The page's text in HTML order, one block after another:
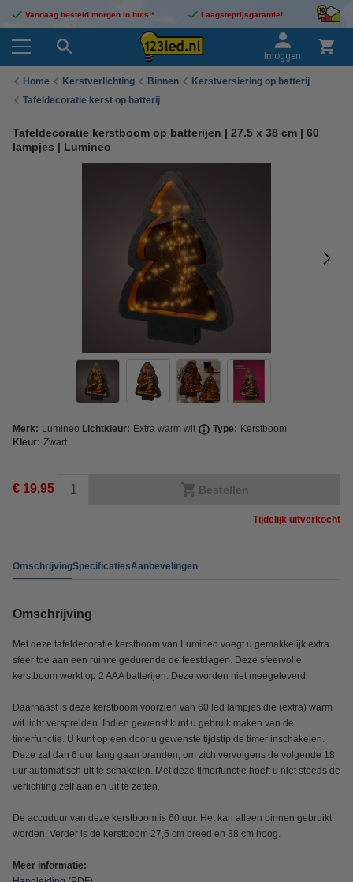
Vandaag besteld morgen in huis!* Laagsteprijsgarantie!
Inloggen
Home Kerstverlichting Binnen
Kerstversiering op batterij
Tafeldecoratie kerst op batterij
Tafeldecoratie kerstboom op batterijen | 27.5 x 38 cm | 60
lampjes | Lumineo
Merk: Lumineo Lichtkleur: Extra warm wit Type: Kerstboom
Kleur: Zwart
€ 19,95 Bestellen
Tijdelijk uitverkocht
OmschrijvingSpecificatiesAanbevelingen
Omschrijving
Met deze tafeldecoratie kerstboom van Lumineo voegt u gemakkelijk extra
sfeer toe aan een ruimte gedurende de feestdagen. Deze sfeervolle
kerstboom werkt op 2 AAA batterijen. Deze worden niet meegeleverd.
Daarnaast is deze kerstboom voorzien van 60 led lampjes die (extra) warm
wit licht verspreiden. Indien gewenst kunt u gebruik maken van de
timerfunctie. U kunt op een door u gewenste tijdstip de timer inschakelen.
Deze zal dan 6 uur lang gaan branden, om zich vervolgens de volgende 18
uur automatisch uit te schakelen. Met deze timerfunctie hoeft u niet steeds de
verlichting zelf aan en uit te zetten.
De accuduur van deze kerstboom is 60 uur. Het kan alleen binnen gebruikt
worden. Verder is de kerstboom 27,5 cm breed en 38 cm hoog.
Meer informatie: